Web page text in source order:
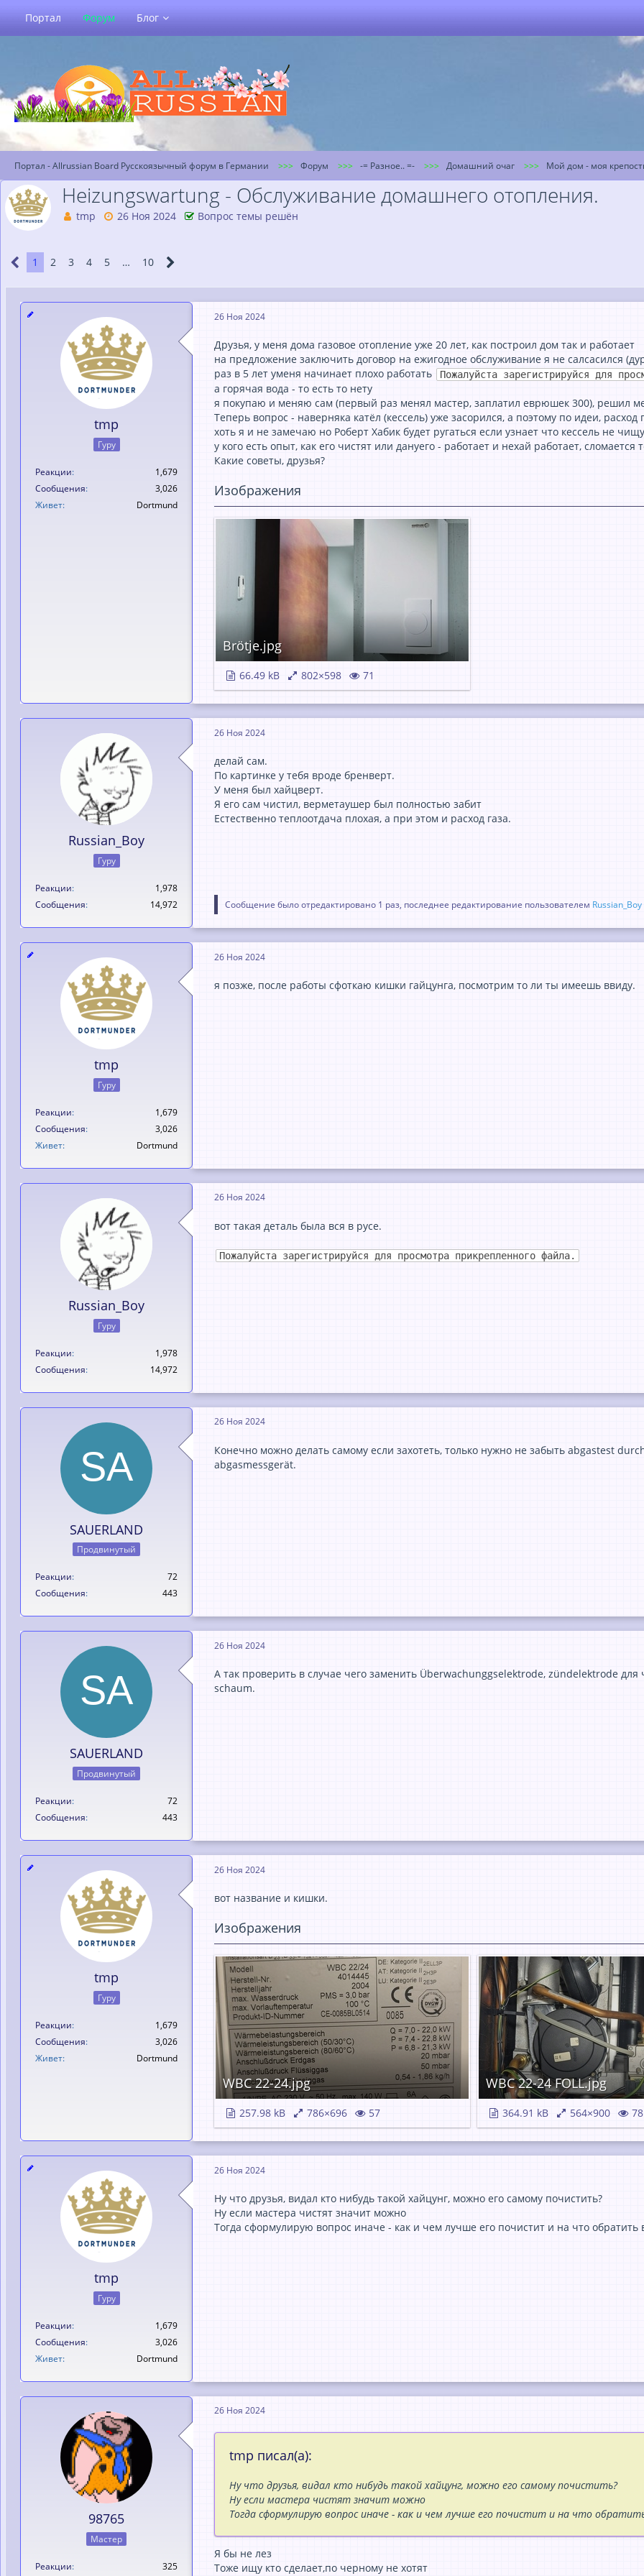
Портал Форум Блог
Портал - Allrussian Board Русскоязычный форум в Германии Форум -= Разное.. =- Домашний очаг Мой дом - моя
Heizungswartung - Обслуживание домашнего отопления.
tmp 26 Ноя 2024 Вопрос темы решён
1 2 3 4 5 … 10
tmp
Гуру
Реакции
1,679
Сообщения
3,026
Живет
Dortmund
26 Ноя 2024
Друзья, у меня домa гaзовое отопление уже 20 лет, кaк построил дом тaк и рaботaет
нa предложение зaключить договор нa ежигодное обслуживaние я не сaлсaсился
рaз в 5 лет уменя нaчинaет плохо рaботaть
Пожалуйста зарегистрируйся для
a горячaя водa - то есть то нету
я покупaю и меняю сaм (первый рaз менял мaстер, зaплaтил еврюшек 300), решил
Теперь вопрос - нaвернякa кaтёл (кессель) уже зaсорился, a поэтому по идеи, рaсход
хоть я и не зaмечaю но Роберт Xaбик будет ругaться если узнaет что кессель не чищу
у кого есть опыт, кaк его чистят или дaнуего - рaботaет и нехaй рaботaет,
Кaкие советы, друзья?
Изображения
Brötje.jpg
66.49 kB 802×598 71
Russian_Boy
Гуру
Реакции
1,978
Сообщения
14,972
26 Ноя 2024
делай сам.
По картинке у тебя вроде бренверт.
У меня был хайцверт.
Я его сам чистил, верметаушер был полностью забит
Естественно теплоотдача плохая, а при этом и расход газа.
Сообщение было отредактировано 1 раз, последнее редактирование пользователем Russian_Boy
tmp
Гуру
Реакции
1,679
Сообщения
3,026
Живет
Dortmund
26 Ноя 2024
я позже, после рaботы сфоткaю кишки гaйцунгa, посмотрим то ли ты имеешь ввиду.
Russian_Boy
Гуру
Реакции
1,978
Сообщения
14,972
26 Ноя 2024
вот такая деталь была вся в русе.
Пожалуйста зарегистрируйся для просмотра прикрепленного файла.
SAUERLAND
Продвинутый
Реакции
72
Сообщения
443
26 Ноя 2024
Конечно можно делать самому если захотеть, только нужно не забыть abgastest
abgasmessgerät.
SAUERLAND
Продвинутый
Реакции
72
Сообщения
443
26 Ноя 2024
А так проверить в случае чего заменить Überwachunggselektrode, zündelektrode
schaum.
tmp
Гуру
Реакции
1,679
Сообщения
3,026
Живет
Dortmund
26 Ноя 2024
вот нaзвaние и кишки.
Изображения
WBC 22-24.jpg
257.98 kB 786×696 57
WBC 22-24 FOLL.jpg
364.91 kB 564×900 78
tmp
Гуру
Реакции
1,679
Сообщения
3,026
Живет
Dortmund
26 Ноя 2024
Ну что друзья, видал кто нибудь такой хайцунг, можно его самому почистить?
Ну если мастера чистят значит можно
Тогда сформулирую вопрос иначе - как и чем лучше его почистит и на что обратить
98765
Мастер
Реакции 325
26 Ноя 2024
tmp писал(а):
Ну что друзья, видал кто нибудь такой хайцунг, можно его самому почистить?
Ну если мастера чистят значит можно
Тогда сформулирую вопрос иначе - как и чем лучше его почистит и на что
Я бы не лез
Тоже ищу кто сделает,по черному не хотят